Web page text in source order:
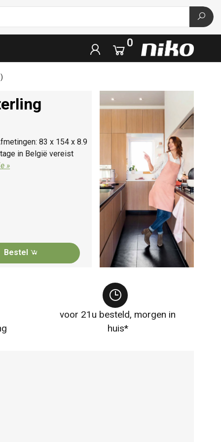
0
83 x 154 x 8.9
in België vereist
»
Bestel
voor 21u besteld, morgen in
huis*